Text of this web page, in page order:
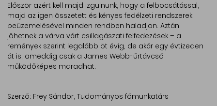
Először azért kell majd izgulnunk, hogy a felbocsátással,
majd az igen összetett és kényes fedélzeti rendszerek
beüzemelésével minden rendben haladjon. Aztán
jöhetnek a várva várt csillagászati felfedezések – a
remények szerint legalább öt évig, de akár egy évtizeden
át is, ameddig csak a James Webb-űrtávcső
működőképes maradhat.
Szerző: Frey Sándor, Tudományos főmunkatárs